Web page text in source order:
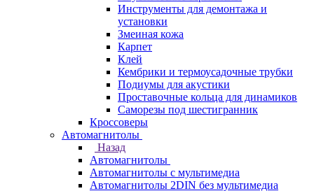
Инструменты для демонтажа и
установки
Змеиная кожа
Карпет
Клей
Кембрики и термоусадочные трубки
Подиумы для акустики
Проставочные кольца для динамиков
Саморезы под шестигранник
Кроссоверы
Автомагнитолы
Назад
Автомагнитолы
Автомагнитолы с мультимедиа
Автомагнитолы 2DIN без мультимедиа